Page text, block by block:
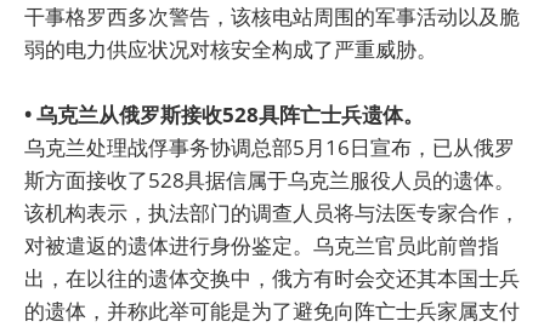
干事格罗西多次警告，该核电站周围的军事活动以及脆
弱的电力供应状况对核安全构成了严重威胁。
• 乌克兰从俄罗斯接收528具阵亡士兵遗体。
乌克兰处理战俘事务协调总部5月16日宣布，已从俄罗
斯方面接收了528具据信属于乌克兰服役人员的遗体。
该机构表示，执法部门的调查人员将与法医专家合作，
对被遣返的遗体进行身份鉴定。乌克兰官员此前曾指
出，在以往的遗体交换中，俄方有时会交还其本国士兵
的遗体，并称此举可能是为了避免向阵亡士兵家属支付